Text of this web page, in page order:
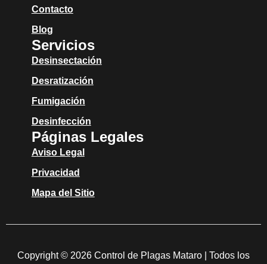
Contacto
Blog
Servicios
Desinsectación
Desratización
Fumigación
Desinfección
Páginas Legales
Aviso Legal
Privacidad
Mapa del Sitio
Copyright © 2026 Control de Plagas Mataro | Todos los